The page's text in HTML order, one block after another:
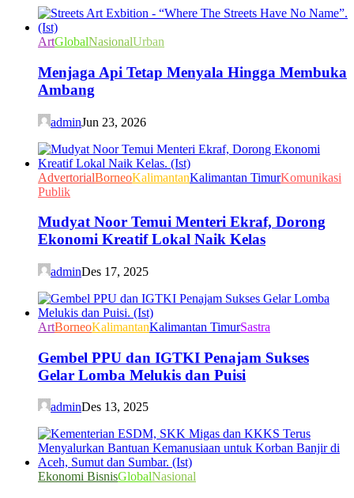
ArtGlobalNasionalUrban
Menjaga Api Tetap Menyala Hingga Membuka
Ambang
adminJun 23, 2026
AdvertorialBorneoKalimantanKalimantan TimurKomunikasi
Publik
Mudyat Noor Temui Menteri Ekraf, Dorong
Ekonomi Kreatif Lokal Naik Kelas
adminDes 17, 2025
ArtBorneoKalimantanKalimantan TimurSastra
Gembel PPU dan IGTKI Penajam Sukses
Gelar Lomba Melukis dan Puisi
adminDes 13, 2025
Ekonomi BisnisGlobalNasional